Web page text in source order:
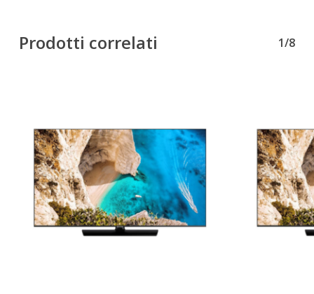
Prodotti correlati 1/8